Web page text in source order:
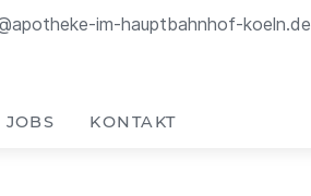
im-hauptbahnhof-koeln.de
JOBS KONTAKT